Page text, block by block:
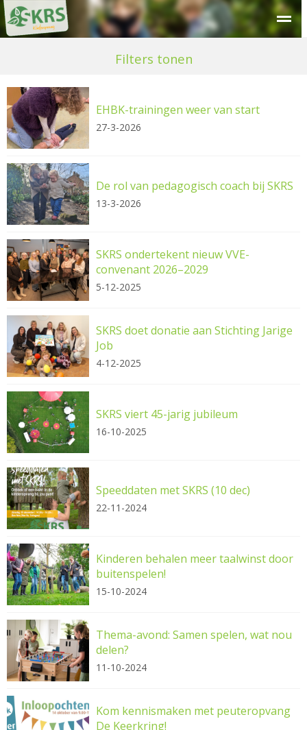
Kinderdagverblijf Peuteropvang
Filters tonen
EHBK-trainingen weer van start
27-3-2026
De rol van pedagogisch coach bij SKRS
13-3-2026
SKRS ondertekent nieuw VVE-
convenant 2026–2029
5-12-2025
SKRS doet donatie aan Stichting Jarige
Job
4-12-2025
SKRS viert 45-jarig jubileum
16-10-2025
Speeddaten met SKRS (10 dec)
22-11-2024
Kinderen behalen meer taalwinst door
buitenspelen!
15-10-2024
Thema-avond: Samen spelen, wat nou
delen?
11-10-2024
Kom kennismaken met peuteropvang
De Keerkring!